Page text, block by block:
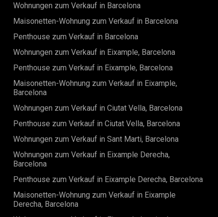
Wohnungen zum Verkauf in Barcelona
Maisonetten-Wohnung zum Verkauf in Barcelona
Penthouse zum Verkauf in Barcelona
Wohnungen zum Verkauf in Eixample, Barcelona
Penthouse zum Verkauf in Eixample, Barcelona
Maisonetten-Wohnung zum Verkauf in Eixample,
Barcelona
Wohnungen zum Verkauf in Ciutat Vella, Barcelona
Penthouse zum Verkauf in Ciutat Vella, Barcelona
Wohnungen zum Verkauf in Sant Marti, Barcelona
Wohnungen zum Verkauf in Eixample Derecha,
Barcelona
Penthouse zum Verkauf in Eixample Derecha, Barcelona
Maisonetten-Wohnung zum Verkauf in Eixample
Derecha, Barcelona